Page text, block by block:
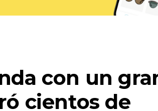
con un
cientos de